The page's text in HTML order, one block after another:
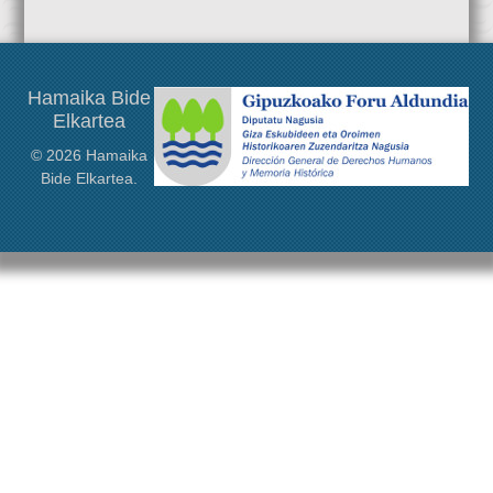
Este congreso será […]
Hamaika Bide
Elkartea
© 2026 Hamaika
Bide Elkartea.